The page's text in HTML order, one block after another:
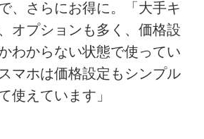
、さらにお得に。「大手キ
オプションも多く、価格設
わからない状態で使ってい
マホは価格設定もシンプル
使えています」